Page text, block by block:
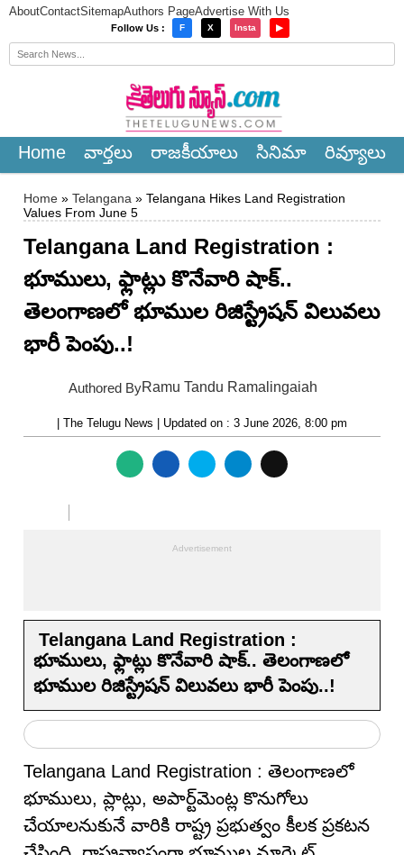
AboutContactSitemapAuthors PageAdvertise With Us
Follow Us : F X Insta ▶
Home వార్త‌లు రాజ‌కీయాలు సినిమా రివ్యూలు
Home » Telangana » Telangana Hikes Land Registration
Values From June 5
Telangana Land Registration :
భూములు, ఫ్లాట్లు కొనేవారి షాక్..
తెలంగాణలో భూముల రిజిస్ట్రేషన్ విలువలు
భారీ పెంపు..!
Authored ByRamu Tandu Ramalingaiah
| The Telugu News | Updated on : 3 June 2026, 8:00 pm
Telangana Land Registration :
భూములు, ఫ్లాట్లు కొనేవారి షాక్.. తెలంగాణలో
భూముల రిజిస్ట్రేషన్ విలువలు భారీ పెంపు..!
Telangana Land Registration : తెలంగాణలో
భూములు, ప్లాట్లు, అపార్ట్‌మెంట్ల కొనుగోలు
చేయాలనుకునే వారికి రాష్ట్ర ప్రభుత్వం కీలక ప్రకటన